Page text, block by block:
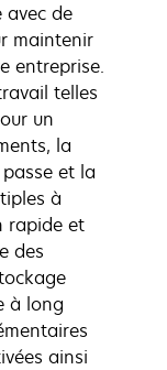
avec de
maintenir
entreprise.
telles
un
la
et la
à
rapide et
des
à long
ainsi